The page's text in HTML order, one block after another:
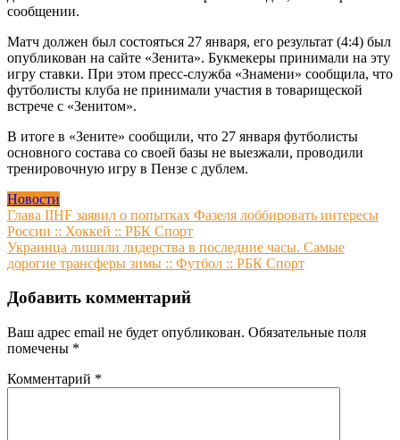
сообщении.
Матч должен был состояться 27 января, его результат (4:4) был
опубликован на сайте «Зенита». Букмекеры принимали на эту
игру ставки. При этом пресс-служба «Знамени» сообщила, что
футболисты клуба не принимали участия в товарищеской
встрече с «Зенитом».
В итоге в «Зените» сообщили, что 27 января футболисты
основного состава со своей базы не выезжали, проводили
тренировочную игру в Пензе с дублем.
Новости
Навигация
по
записям
Глава IIHF заявил о попытках Фазеля лоббировать интересы
России :: Хоккей :: РБК Спорт
Украинца лишили лидерства в последние часы. Cамые
дорогие трансферы зимы :: Футбол :: РБК Спорт
Добавить комментарий
Ваш адрес email не будет опубликован. Обязательные поля
помечены *
Комментарий *